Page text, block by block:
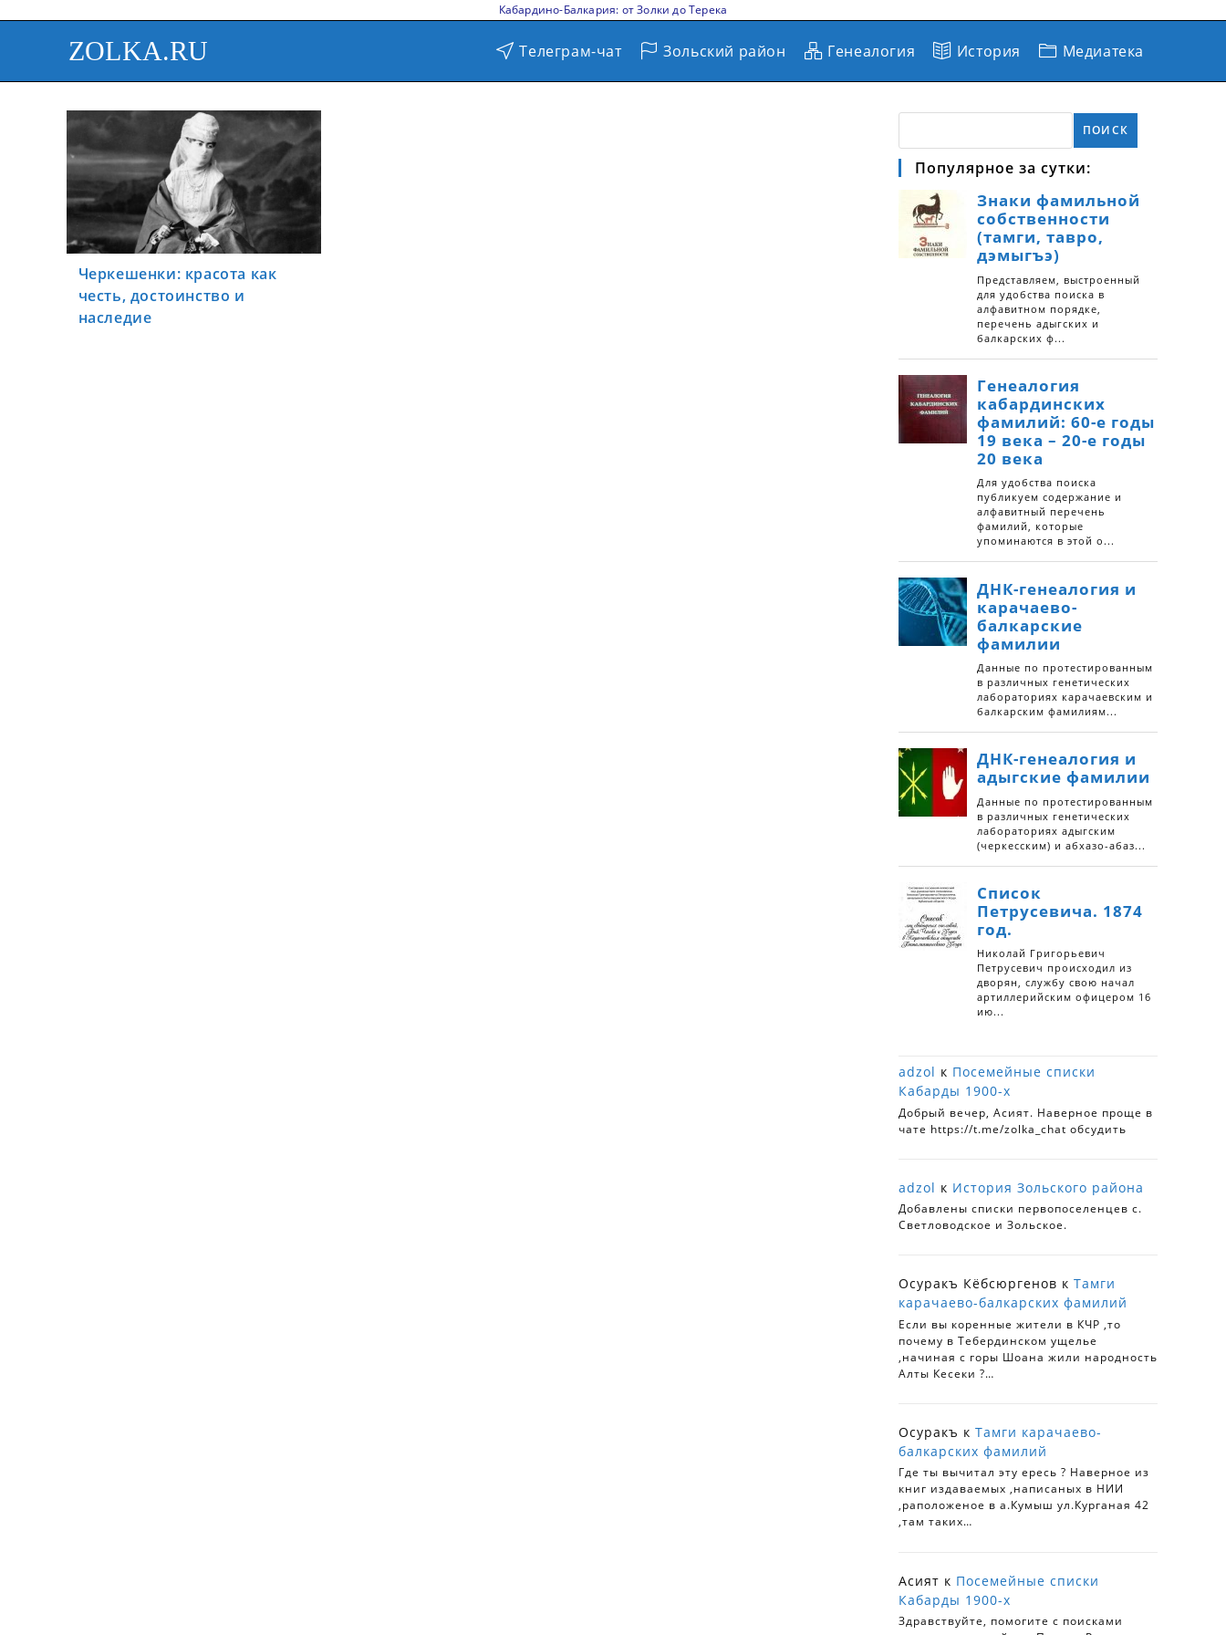
Кабардино-Балкария: от Золки до Терека
ZOLKA.RU Телеграм-чат Зольский район Генеалогия История Медиатека
Черкешенки: красота как
честь, достоинство и
наследие
ПОИСК
Популярное за сутки:
adzol к Посемейные списки
Кабарды 1900-х
Добрый вечер, Асият. Наверное проще в
чате https://t.me/zolka_chat обсудить
adzol к История Зольского района
Добавлены списки первопоселенцев с.
Светловодское и Зольское.
Осуракъ Кёбсюргенов к Тамги
карачаево-балкарских фамилий
Если вы коренные жители в КЧР ,то
почему в Тебердинском ущелье
,начиная с горы Шоана жили народность
Алты Кесеки ?…
Осуракъ к Тамги карачаево-
балкарских фамилий
Где ты вычитал эту ересь ? Наверное из
книг издаваемых ,написаных в НИИ
,раположеное в а.Кумыш ул.Курганая 42
,там таких…
Асият к Посемейные списки
Кабарды 1900-х
Здравствуйте, помогите с поисками